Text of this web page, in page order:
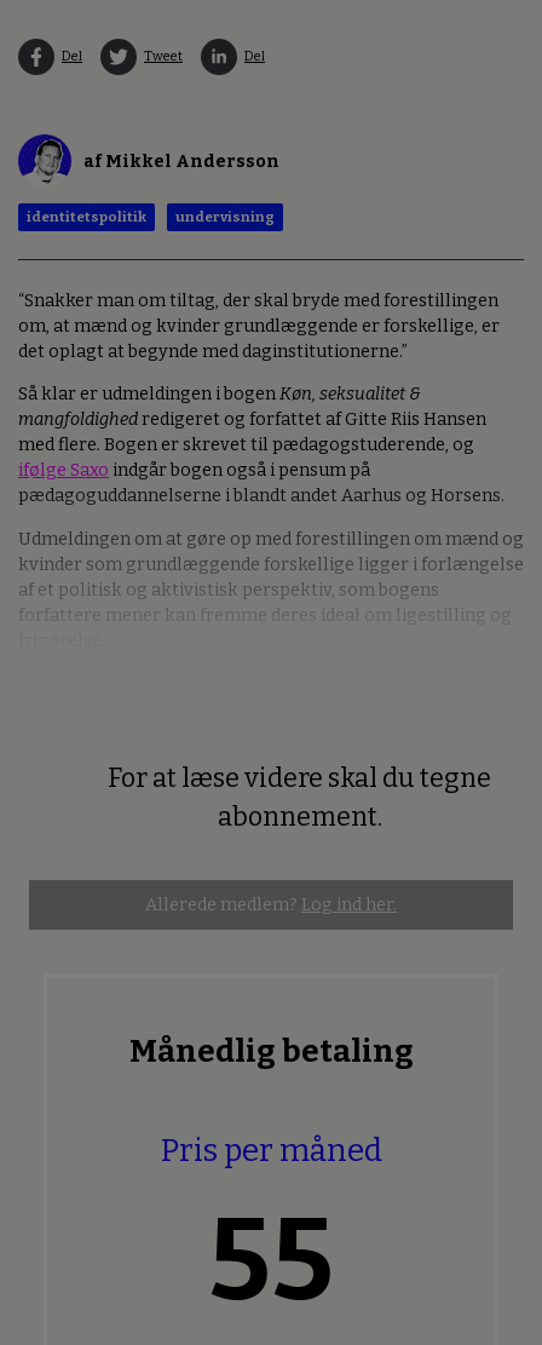
Del Tweet Del
af Mikkel Andersson
identitetspolitik undervisning
“Snakker man om tiltag, der skal bryde med forestillingen
om, at mænd og kvinder grundlæggende er forskellige, er
det oplagt at begynde med daginstitutionerne.”
Så klar er udmeldingen i bogenKøn, seksualitet &
mangfoldighedredigeret og forfattet af Gitte Riis Hansen
med flere. Bogen er skrevet til pædagogstuderende, og
ifølge Saxo indgår bogen også i pensum på
pædagoguddannelserne i blandt andet Aarhus og Horsens.
Udmeldingen om at gøre op med forestillingen om mænd og
kvinder som grundlæggende forskellige ligger i forlængelse
af et politisk og aktivistisk perspektiv, som bogens
forfattere mener kan fremme deres ideal om ligestilling og
For at læse videre skal du tegne
abonnement.
Allerede medlem? Log ind her.
Månedlig betaling
Pris per måned
55